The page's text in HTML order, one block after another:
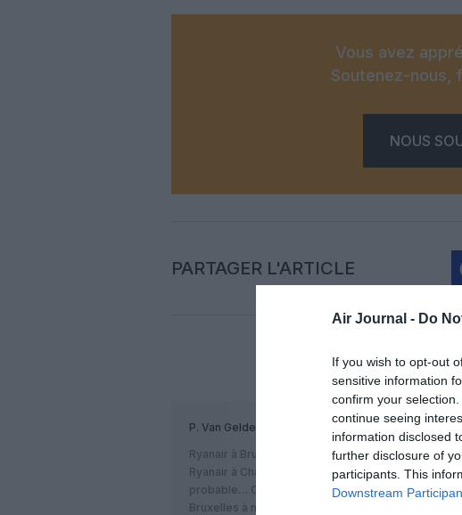
Air Journal - Do
If you wish to opt-out
sensitive information
confirm your
continue seeing
information disclosed
further disclosure of
participants. This
Downstream
Vous avez
Soutenez-nous,
NOUS
PARTAGER L'ARTICLE
P. Van Gelder a commenté :
Ryanair à Bruxelles, cela m’étonnerait très fort.
Ryanair à Charleroi (Brussels South Charleroi), me
probable… CSA n’aurait donc pas de concurrence
Bruxelles à moins d’une autre compagnie qui ne